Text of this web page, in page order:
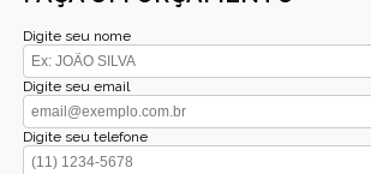
Digite seu nome
Digite seu email
Digite seu telefone